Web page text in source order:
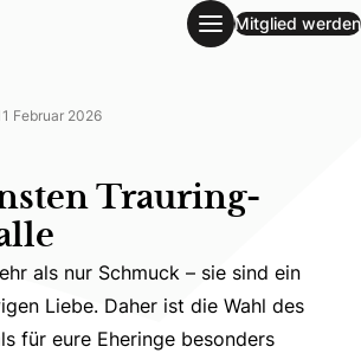
Mitglied werden
Februar 2026
Trauring-
als nur Schmuck – sie sind ein
als nur Schmuck – sie sind ein
Liebe. Daher ist die Wahl des
für eure Eheringe besonders